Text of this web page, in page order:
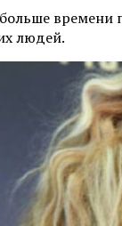
времени
людей.